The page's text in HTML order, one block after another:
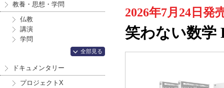
教養・思想・学問
仏教
講演
学問
全部見る
ドキュメンタリー
プロジェクトX
2026年7月24日発
笑わない数学